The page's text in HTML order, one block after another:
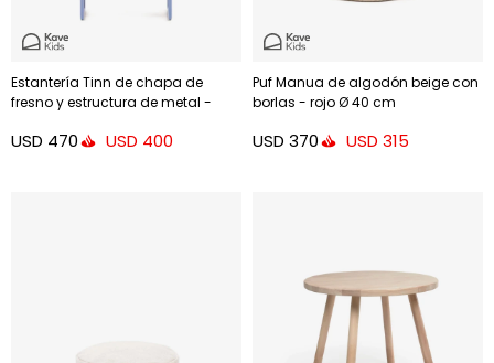
Estantería Tinn de chapa de
fresno y estructura de metal -
USD 470 USD 400
Puf Manua de algodón beige con
borlas - rojo Ø 40 cm
USD 370 USD 315